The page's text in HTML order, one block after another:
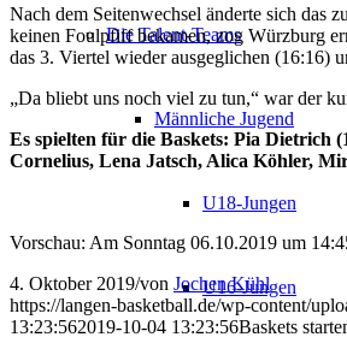
Die Talent-Teams
Männliche Jugend
U18-Jungen
U16-Jungen
Nach dem Seitenwechsel änderte sich
keinen Foulpfiff bekamen, zog Würzburg
das 3. Viertel wieder ausgeglichen (16:16)
„Da bliebt uns noch viel zu tun,“ war der
Es spielten für die Baskets: Pia Dietrich
Cornelius, Lena Jatsch, Alica Köhler,
Vorschau: Am Sonntag 06.10.2019 um
4. Oktober 2019/von Jochen Kühl
https://langen-basketball.de/wp-content/
13:23:562019-10-04 13:23:56Baskets